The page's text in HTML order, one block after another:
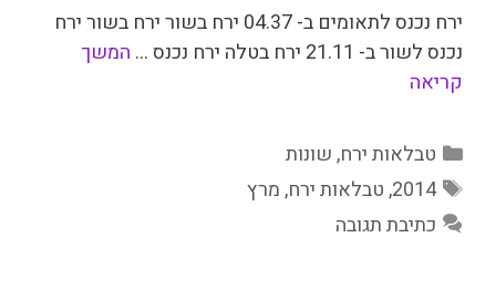
ירח נכנס לתאומים ב- 04.37 ירח בשור ירח בשור ירח
נכנס לשור ב- 21.­11 ירח בטלה ירח נכנס …
המשך
קריאה
קטגוריות
טבלאות ירח,שונות
תגיות
2014
,טבלאות ירח,מרץ
כתיבת תגובה